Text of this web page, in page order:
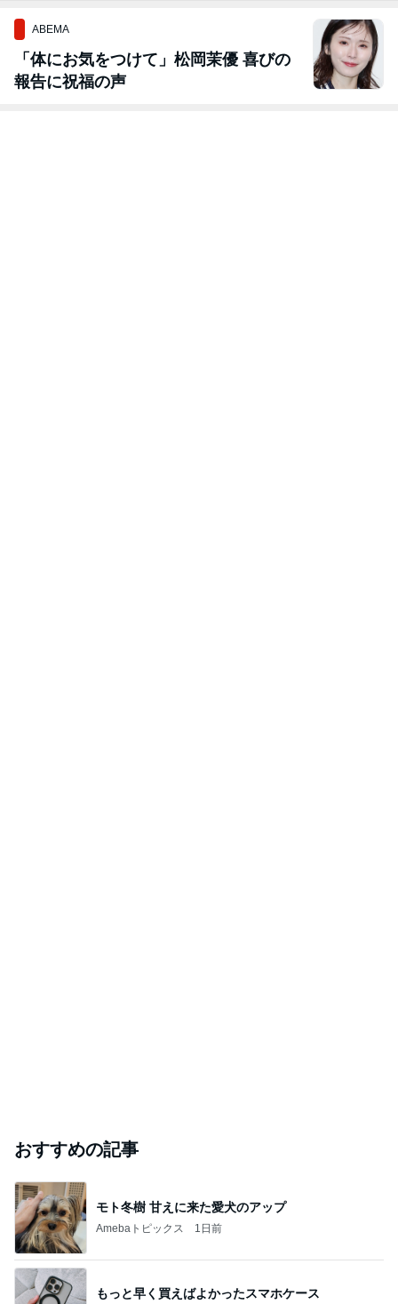
ABEMA
「体にお気をつけて」松岡茉優 喜びの
報告に祝福の声
おすすめの記事
モト冬樹 甘えに来た愛犬のアップ
Amebaトピックス 1日前
もっと早く買えばよかったスマホケース